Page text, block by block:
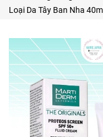
Loại Da Tây Ban Nha 40ml